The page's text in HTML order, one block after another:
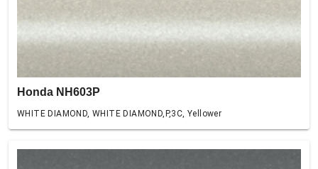
Honda NH603P
WHITE DIAMOND, WHITE DIAMOND,P,3C, Yellower